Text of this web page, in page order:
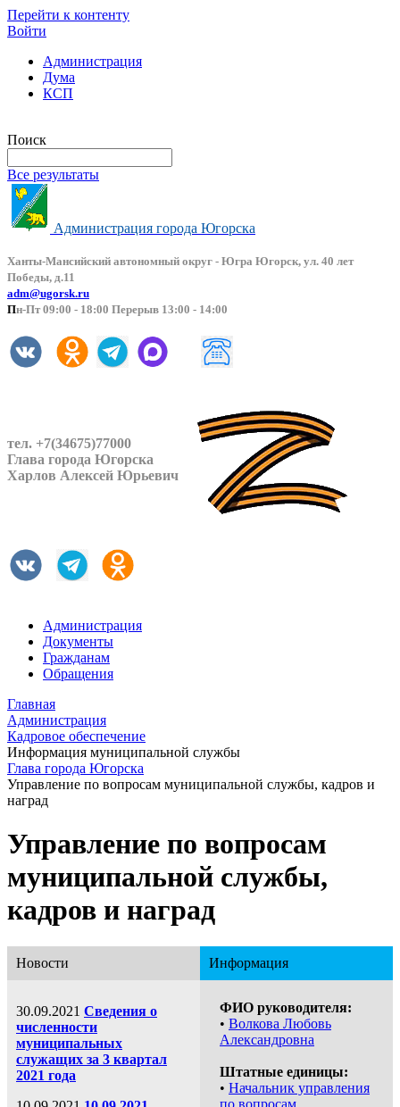
Перейти к контенту
Войти
Администрация
Дума
КСП
Поиск
Все результаты
Администрация города Югорска
Ханты-Мансийский автономный округ - Югра Югорск, ул. 40 лет
Победы, д.11
adm@ugorsk.ru
Пн-Пт 09:00 - 18:00 Перерыв 13:00 - 14:00
тел. +7(34675)77000
Глава города Югорска
Харлов Алексей Юрьевич
Администрация
Документы
Гражданам
Обращения
Главная
Администрация
Кадровое обеспечение
Информация муниципальной службы
Глава города Югорска
Управление по вопросам муниципальной службы, кадров и
наград
Управление по вопросам
муниципальной службы,
кадров и наград
Новости Информация
30.09.2021 Сведения о
численности
муниципальных
служащих за 3 квартал
2021 года
ФИО руководителя:
• Волкова Любовь
Александровна
Штатные единицы:
• Начальник управления
по вопросам